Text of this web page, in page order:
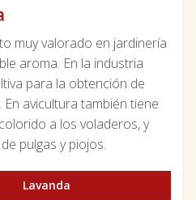
muy valorado en jardinería
aroma. En la industria
para la obtención de
avicultura también tiene
a los voladeros, y
pulgas y piojos.
Lavanda